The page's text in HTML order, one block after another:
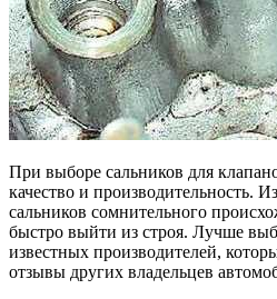
При выборе сальников для
качество и производительность.
сальников сомнительного
быстро выйти из строя. Лучше
известных производителей,
отзывы других владельцев